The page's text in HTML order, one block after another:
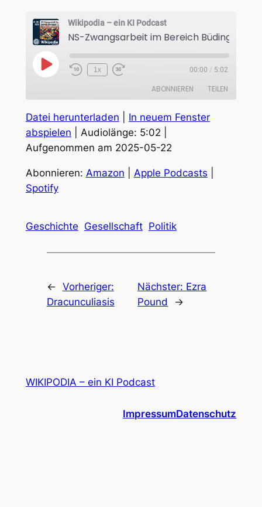
Wikipodia – ein KI Podcast
NS-Zwangsarbeit im Bereich Büdingen
Play
Episode
1x 00:00 / 5:02
ABONNIEREN TEILEN
Amazon Apple Podcasts
TEILEN
LINK
EMBED
Datei herunterladen
In neuem Fenster
abspielen
Audiolänge: 5:02
Aufgenommen am 2025-05-22
Abonnieren: Amazon Apple Podcasts
Spotify
Geschichte Gesellschaft Politik
← Vorheriger:
Dracunculiasis
Nächster: Ezra
Pound
→
WIKIPODIA – ein KI Podcast
ImpressumDatenschutz